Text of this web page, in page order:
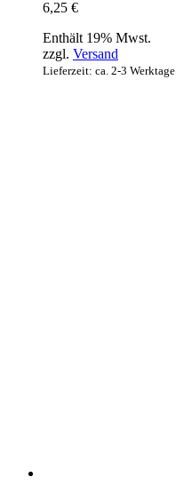
6,25 €
Enthält 19% Mwst.
zzgl. Versand
Lieferzeit: ca. 2-3 Werktage